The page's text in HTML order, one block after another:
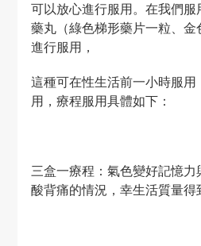
可以放心進行服用。在我們
藥丸（綠色梯形藥片一粒、
進行服用，
這種可在性生活前一小時服用
用，療程服用具體如下：
三盒一療程：氣色變好記憶
酸背痛的情況，幸生活質量得